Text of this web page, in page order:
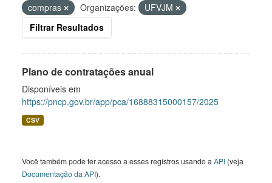
compras
Organizações:
UFVJM
Filtrar Resultados
Plano de contratações anual
Disponíveis em
https://pncp.gov.br/app/pca/16888315000157/2025
CSV
Você também pode ter acesso a esses registros usando a API (veja
Documentação da API).